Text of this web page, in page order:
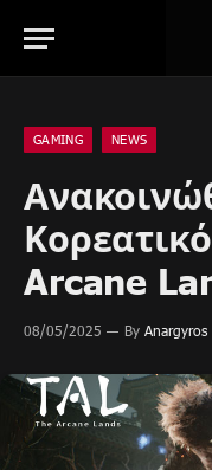
GAMING NEWS
Arcane
08/05/2025 By